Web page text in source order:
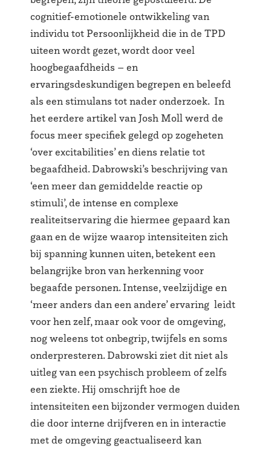
cognitief-emotionele ontwikkeling van
individu tot Persoonlijkheid die in de TPD
uiteen wordt gezet, wordt door veel
hoogbegaafdheids – en
ervaringsdeskundigen begrepen en beleefd
als een stimulans tot nader onderzoek. In
het eerdere artikel van Josh Moll werd de
focus meer specifiek gelegd op zogeheten
‘over excitabilities’ en diens relatie tot
begaafdheid. Dabrowski’s beschrijving van
‘een meer dan gemiddelde reactie op
stimuli’, de intense en complexe
realiteitservaring die hiermee gepaard kan
gaan en de wijze waarop intensiteiten zich
bij spanning kunnen uiten, betekent een
belangrijke bron van herkenning voor
begaafde personen. Intense, veelzijdige en
‘meer anders dan een andere’ ervaring leidt
voor hen zelf, maar ook voor de omgeving,
nog weleens tot onbegrip, twijfels en soms
onderpresteren. Dabrowski ziet dit niet als
uitleg van een psychisch probleem of zelfs
een ziekte. Hij omschrijft hoe de
intensiteiten een bijzonder vermogen duiden
die door interne drijfveren en in interactie
met de omgeving geactualiseerd kan